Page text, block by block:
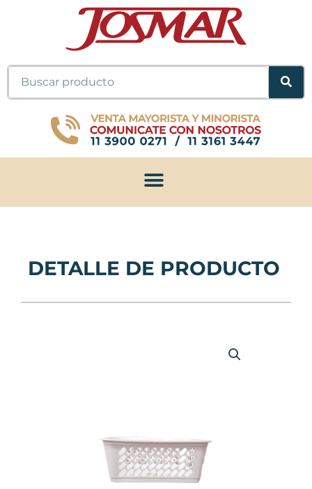
Buscar
DETALLE DE PRODUCTO